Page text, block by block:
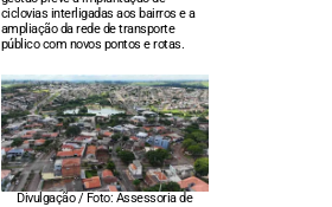
ciclovias interligadas aos bairros e a
ampliação da rede de transporte
público com novos pontos e rotas.
Divulgação / Foto: Assessoria de